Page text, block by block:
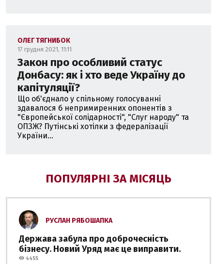
ОЛЕГ ТЯГНИБОК
17 грудня 2021, 11:11
Закон про особливий статус
Донбасу: як і хто веде Україну до
капітуляції?
Що об'єднало у спільному голосуванні
здавалося б непримиренних опонентів з
"Європейської солідарності", "Слуг народу" та
ОПЗЖ? Путінські хотілки з федералізації
України...
ПОПУЛЯРНІ ЗА МІСЯЦЬ
РУСЛАН РЯБОШАПКА
Держава забула про доброчесність
бізнесу. Новий Уряд має це виправити.
4455